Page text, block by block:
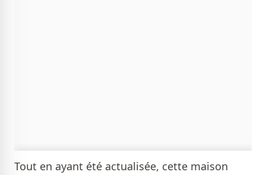
Tout en ayant été actualisée, cette maison